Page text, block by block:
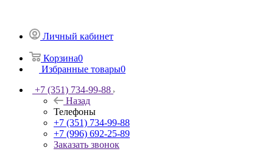
Личный кабинет
Корзина0
Избранные товары0
+7 (351) 734-99-88
Назад
Телефоны
+7 (351) 734-99-88
+7 (996) 692-25-89
Заказать звонок